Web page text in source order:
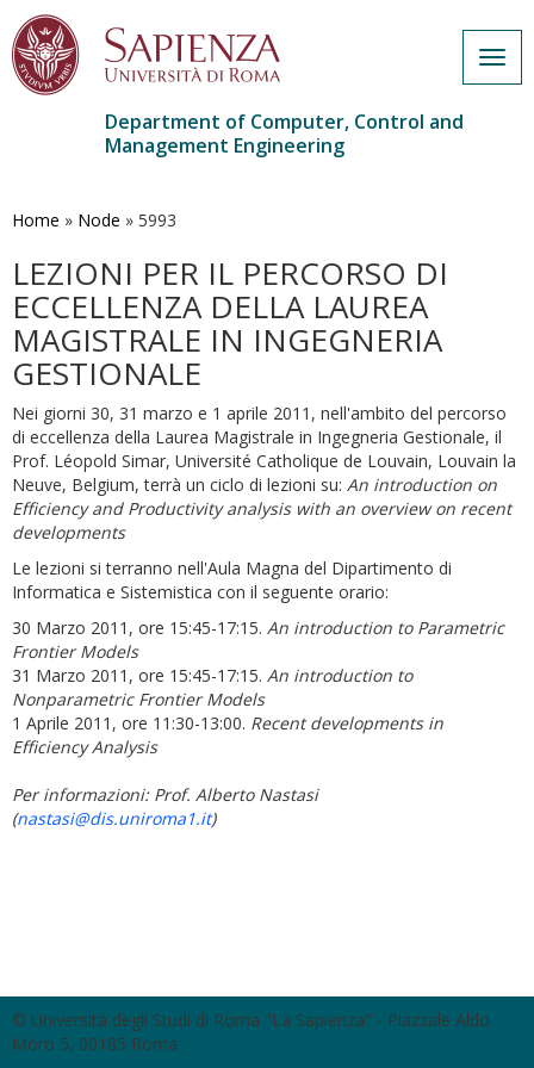
main
Department of Computer, Control and
Management Engineering
Home » Node » 5993
LEZIONI PER IL PERCORSO DI
ECCELLENZA DELLA LAUREA
MAGISTRALE IN INGEGNERIA
GESTIONALE
Nei giorni 30, 31 marzo e 1 aprile 2011, nell'ambito del percorso
di eccellenza della Laurea Magistrale in Ingegneria Gestionale, il
Prof. Léopold Simar, Université Catholique de Louvain, Louvain la
Neuve, Belgium, terrà un ciclo di lezioni su: An introduction on
Efficiency and Productivity analysis with an overview on recent
developments
Le lezioni si terranno nell'Aula Magna del Dipartimento di
Informatica e Sistemistica con il seguente orario:
30 Marzo 2011, ore 15:45-17:15. An introduction to Parametric
Frontier Models
31 Marzo 2011, ore 15:45-17:15. An introduction to
Nonparametric Frontier Models
1 Aprile 2011, ore 11:30-13:00. Recent developments in
Efficiency Analysis
Per informazioni: Prof. Alberto Nastasi
(nastasi@dis.uniroma1.it)
© Università degli Studi di Roma "La Sapienza" - Piazzale Aldo
Moro 5, 00185 Roma